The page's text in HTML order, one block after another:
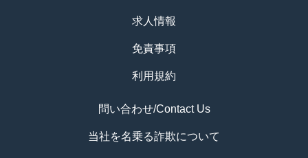
求人情報
免責事項
利用規約
問い合わせ/Contact Us
当社を名乗る詐欺について